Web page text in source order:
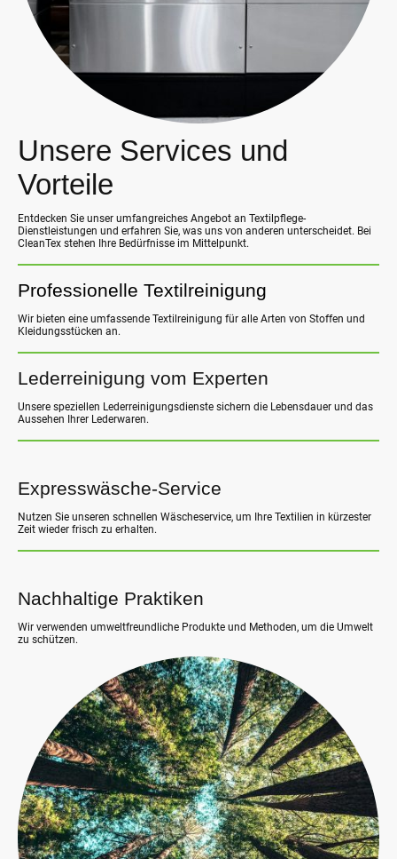
Unsere Services und
Vorteile
Entdecken Sie unser umfangreiches Angebot an Textilpflege-
Dienstleistungen und erfahren Sie, was uns von anderen unterscheidet. Bei
CleanTex stehen Ihre Bedürfnisse im Mittelpunkt.
Professionelle Textilreinigung
Wir bieten eine umfassende Textilreinigung für alle Arten von Stoffen und
Kleidungsstücken an.
Lederreinigung vom Experten
Unsere speziellen Lederreinigungsdienste sichern die Lebensdauer und das
Aussehen Ihrer Lederwaren.
Expresswäsche-Service
Nutzen Sie unseren schnellen Wäscheservice, um Ihre Textilien in kürzester
Zeit wieder frisch zu erhalten.
Nachhaltige Praktiken
Wir verwenden umweltfreundliche Produkte und Methoden, um die Umwelt
zu schützen.